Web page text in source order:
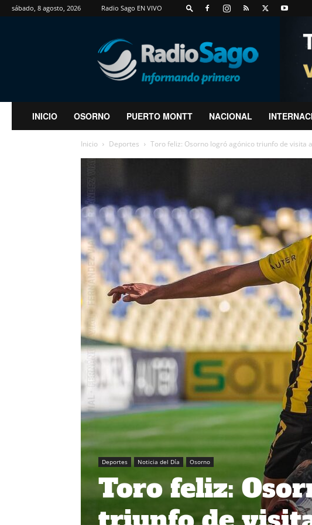
sábado, 8 agosto, 2026 Radio Sago EN VIVO
RadioSago
INICIO OSORNO PUERTO MONTT NACIONAL
Inicio Deportes Toro feliz: Osorno logró agónico triunfo de visita
Deportes Noticia del Día Osorno
Toro feliz: